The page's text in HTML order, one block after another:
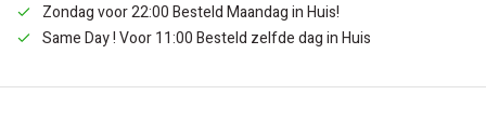
Zondag voor 22:00 Besteld Maandag in Huis!
Same Day ! Voor 11:00 Besteld zelfde dag in Huis